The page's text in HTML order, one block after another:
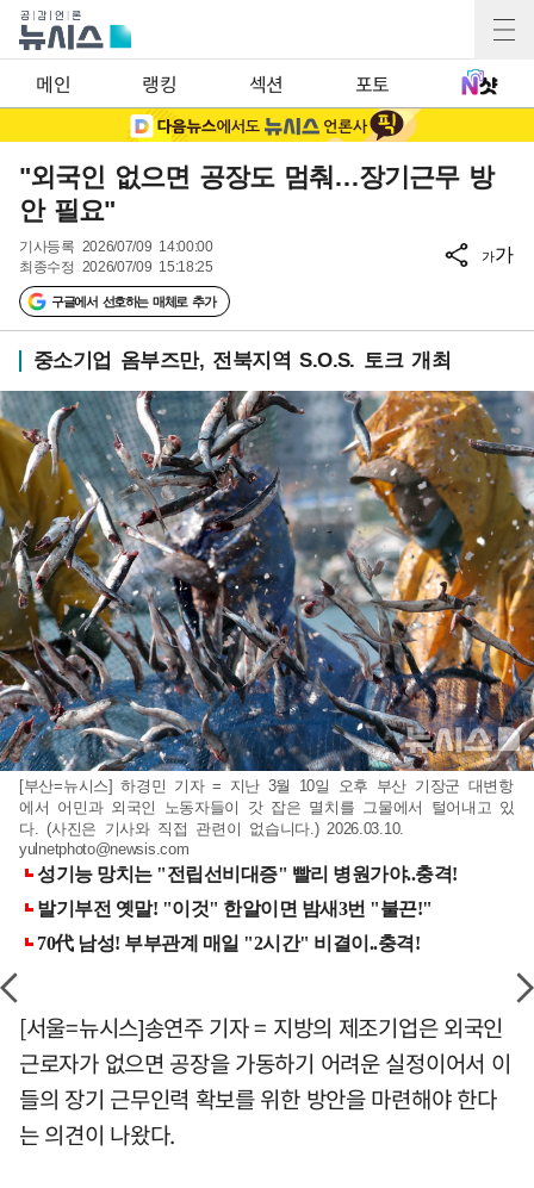
메인 랭킹 섹션 포토
"외국인 없으면 공장도 멈춰…장기근무 방
안 필요"
기사등록 2026/07/09 14:00:00
최종수정 2026/07/09 15:18:25
구글에서 선호하는 매체로 추가
가가
중소기업 옴부즈만, 전북지역 S.O.S. 토크 개최
[부산=뉴시스] 하경민 기자 = 지난 3월 10일 오후 부산 기장군 대변항
에서 어민과 외국인 노동자들이 갓 잡은 멸치를 그물에서 털어내고 있
다. (사진은 기사와 직접 관련이 없습니다.) 2026.03.10.
yulnetphoto@newsis.com
[서울=뉴시스]송연주 기자 = 지방의 제조기업은 외국인
근로자가 없으면 공장을 가동하기 어려운 실정이어서 이
들의 장기 근무인력 확보를 위한 방안을 마련해야 한다
는 의견이 나왔다.